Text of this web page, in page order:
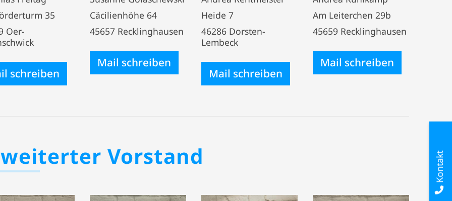
35
Oer-
schreiben
Cäcilienhöhe 64
45657 Recklinghausen
Mail schreiben
Heide 7
46286 Dorsten-
Lembeck
Mail schreiben
Am Leiterchen 29b
45659 Recklinghausen
Mail schreiben
Vorstand Kontakt